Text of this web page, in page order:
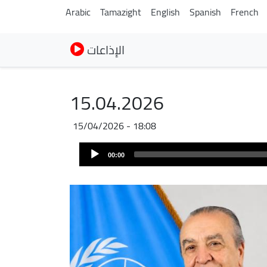
Arabic Tamazight English Spanish French
الإذاعات
15.04.2026
15/04/2026 - 18:08
Archivo
audio
Audio
Player 00:00